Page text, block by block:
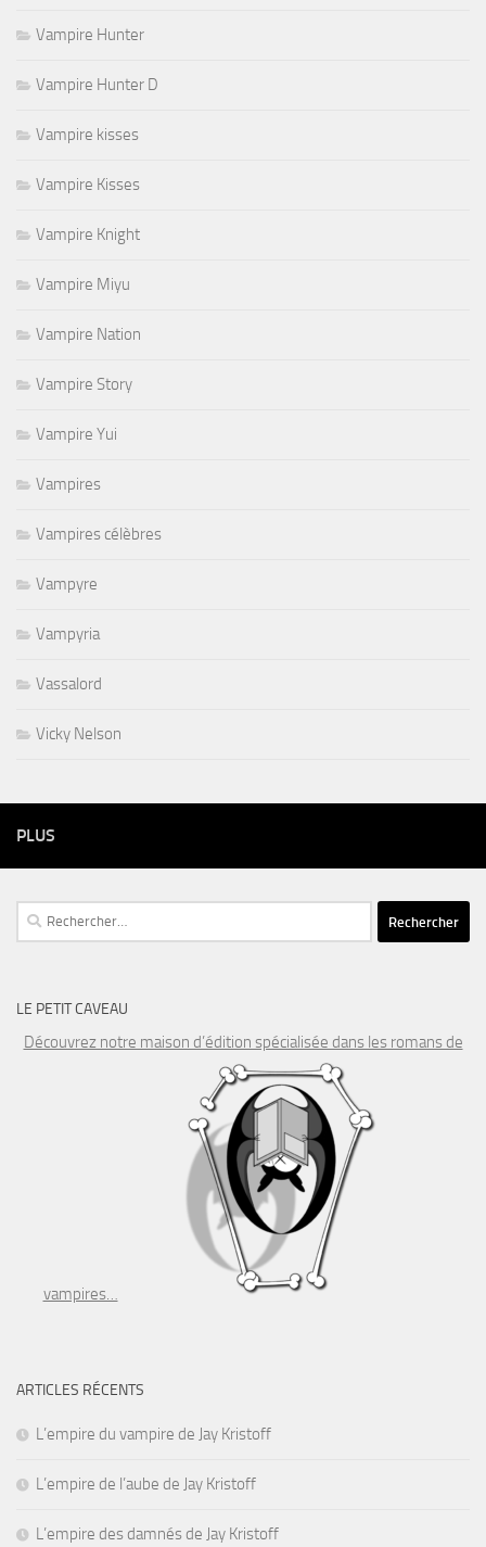
Vampire Hunter
Vampire Hunter D
Vampire kisses
Vampire Kisses
Vampire Knight
Vampire Miyu
Vampire Nation
Vampire Story
Vampire Yui
Vampires
Vampires célèbres
Vampyre
Vampyria
Vassalord
Vicky Nelson
PLUS
Rechercher :
LE PETIT CAVEAU
Découvrez notre maison d’édition spécialisée dans les romans de
vampires…
ARTICLES RÉCENTS
L’empire du vampire de Jay Kristoff
L’empire de l’aube de Jay Kristoff
L’empire des damnés de Jay Kristoff